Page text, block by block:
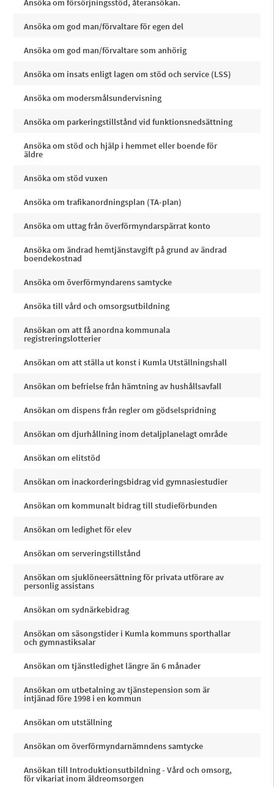
Ansöka om försörjningsstöd, återansökan.
Ansöka om god man/förvaltare för egen del
Ansöka om god man/förvaltare som anhörig
Ansöka om insats enligt lagen om stöd och service (LSS)
Ansöka om modersmålsundervisning
Ansöka om parkeringstillstånd vid funktionsnedsättning
Ansöka om stöd och hjälp i hemmet eller boende för
äldre
Ansöka om stöd vuxen
Ansöka om trafikanordningsplan (TA-plan)
Ansöka om uttag från överförmyndarspärrat konto
Ansöka om ändrad hemtjänstavgift på grund av ändrad
boendekostnad
Ansöka om överförmyndarens samtycke
Ansöka till vård och omsorgsutbildning
Ansökan om att få anordna kommunala
registreringslotterier
Ansökan om att ställa ut konst i Kumla Utställningshall
Ansökan om befrielse från hämtning av hushållsavfall
Ansökan om dispens från regler om gödselspridning
Ansökan om djurhållning inom detaljplanelagt område
Ansökan om elitstöd
Ansökan om inackorderingsbidrag vid gymnasiestudier
Ansökan om kommunalt bidrag till studieförbunden
Ansökan om ledighet för elev
Ansökan om serveringstillstånd
Ansökan om sjuklöneersättning för privata utförare av
personlig assistans
Ansökan om sydnärkebidrag
Ansökan om säsongstider i Kumla kommuns sporthallar
och gymnastiksalar
Ansökan om tjänstledighet längre än 6 månader
Ansökan om utbetalning av tjänstepension som är
intjänad före 1998 i en kommun
Ansökan om utställning
Ansökan om överförmyndarnämndens samtycke
Ansökan till Introduktionsutbildning - Vård och omsorg,
för vikariat inom äldreomsorgen